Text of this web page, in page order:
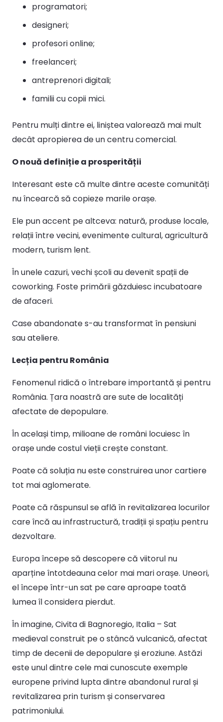
programatori;
designeri;
profesori online;
freelanceri;
antreprenori digitali;
familii cu copii mici.
Pentru mulți dintre ei, liniștea valorează mai mult
decât apropierea de un centru comercial.
O nouă definiție a prosperității
Interesant este că multe dintre aceste comunități
nu încearcă să copieze marile orașe.
Ele pun accent pe altceva: natură, produse locale,
relații între vecini, evenimente cultural, agricultură
modern, turism lent.
În unele cazuri, vechi școli au devenit spații de
coworking. Foste primării găzduiesc incubatoare
de afaceri.
Case abandonate s-au transformat în pensiuni
sau ateliere.
Lecția pentru România
Fenomenul ridică o întrebare importantă și pentru
România. Țara noastră are sute de localități
afectate de depopulare.
În același timp, milioane de români locuiesc în
orașe unde costul vieții crește constant.
Poate că soluția nu este construirea unor cartiere
tot mai aglomerate.
Poate că răspunsul se află în revitalizarea locurilor
care încă au infrastructură, tradiții și spațiu pentru
dezvoltare.
Europa începe să descopere că viitorul nu
aparține întotdeauna celor mai mari orașe. Uneori,
el începe într-un sat pe care aproape toată
lumea îl considera pierdut.
În imagine, Civita di Bagnoregio, Italia – Sat
medieval construit pe o stâncă vulcanică, afectat
timp de decenii de depopulare și eroziune. Astăzi
este unul dintre cele mai cunoscute exemple
europene privind lupta dintre abandonul rural și
revitalizarea prin turism și conservarea
patrimoniului.